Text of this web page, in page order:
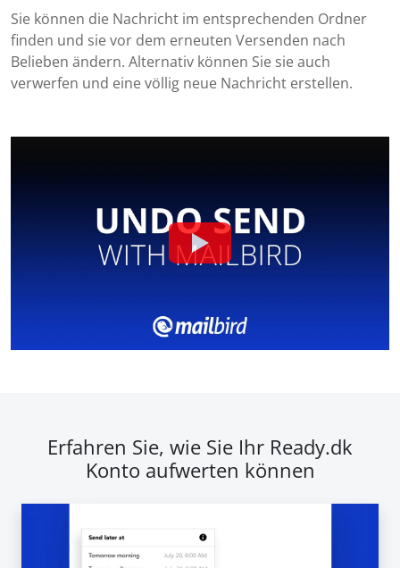
Sie können die Nachricht im entsprechenden Ordner
finden und sie vor dem erneuten Versenden nach
Belieben ändern. Alternativ können Sie sie auch
verwerfen und eine völlig neue Nachricht erstellen.
Erfahren Sie, wie Sie Ihr Ready.dk
Konto aufwerten können